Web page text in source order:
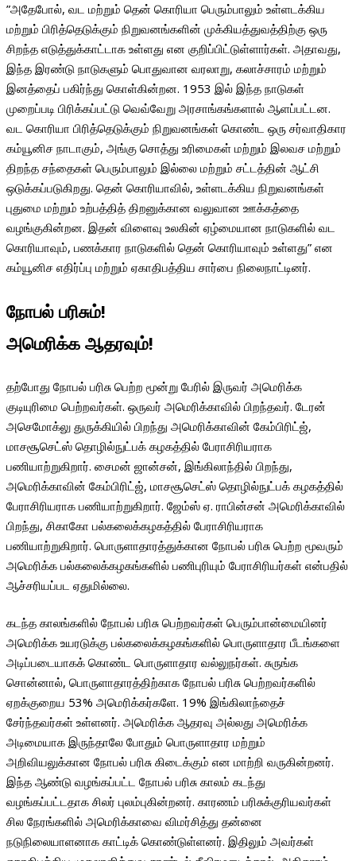
”அதேபோல், வட மற்றும் தென் கொரியா பெரும்பாலும் உள்ளடக்கிய
மற்றும் பிரித்தெடுக்கும் நிறுவனங்களின் முக்கியத்துவத்திற்கு ஒரு
சிறந்த எடுத்துக்காட்டாக உள்ளது என குறிப்பிட்டுள்ளார்கள். அதாவது,
இந்த இரண்டு நாடுகளும் பொதுவான வரலாறு, கலாச்சாரம் மற்றும்
இனத்தைப் பகிர்ந்து கொள்கின்றன. 1953 இல் இந்த நாடுகள்
முறைப்படி பிரிக்கப்பட்டு வெவ்வேறு அரசாங்கங்களால் ஆளப்பட்டன.
வட கொரியா பிரித்தெடுக்கும் நிறுவனங்கள் கொண்ட ஒரு சர்வாதிகார
கம்யூனிச நாடாகும், அங்கு சொத்து உரிமைகள் மற்றும் இலவச மற்றும்
திறந்த சந்தைகள் பெரும்பாலும் இல்லை மற்றும் சட்டத்தின் ஆட்சி
ஒடுக்கப்படுகிறது. தென் கொரியாவில், உள்ளடக்கிய நிறுவனங்கள்
புதுமை மற்றும் உற்பத்தித் திறனுக்கான வலுவான ஊக்கத்தை
வழங்குகின்றன. இதன் விளைவு உலகின் ஏழ்மையான நாடுகளில் வட
கொரியாவும், பணக்கார நாடுகளில் தென் கொரியாவும் உள்ளது” என
கம்யூனிச எதிர்ப்பு மற்றும் ஏகாதிபத்திய சார்பை நிலைநாட்டினர்.
நோபல்பரிசும்!
அமெரிக்கஆதரவும்!
தற்போது நோபல் பரிசு பெற்ற மூன்று பேரில் இருவர் அமெரிக்க
குடியுரிமை பெற்றவர்கள். ஒருவர் அமெரிக்காவில் பிறந்தவர். டேரன்
அசெமோக்லு துருக்கியில் பிறந்து அமெரிக்காவின் கேம்பிரிட்ஜ்,
மாசசூசெட்ஸ் தொழில்நுட்பக் கழகத்தில் பேராசிரியராக
பணியாற்றுகிறார். சைமன் ஜான்சன், இங்கிலாந்தில் பிறந்து,
அமெரிக்காவின் கேம்பிரிட்ஜ், மாசசூசெட்ஸ் தொழில்நுட்பக் கழகத்தில்
பேராசிரியராக பணியாற்றுகிறார்‌. ஜேம்ஸ் ஏ. ராபின்சன் அமெரிக்காவில்
பிறந்து, சிகாகோ பல்கலைக்கழகத்தில் பேராசிரியராக
பணியாற்றுகிறார். பொருளாதாரத்துக்கான நோபல் பரிசு பெற்ற மூவரும்
அமெரிக்க பல்கலைக்கழகங்களில் பணிபுரியும் பேராசிரியர்கள் என்பதில்
ஆச்சரியப்பட ஏதுமில்லை.
கடந்த காலங்களில் நோபல் பரிசு பெற்றவர்கள் பெரும்பான்மையினர்
அமெரிக்க உயரடுக்கு பல்கலைக்கழகங்களில் பொருளாதார பீடங்களை
அடிப்படையாகக் கொண்ட பொருளாதார வல்லுநர்கள். சுருங்க
சொன்னால், பொருளாதாரத்திற்காக நோபல் பரிசு பெற்றவர்களில்
ஏறக்குறைய 53% அமெரிக்கர்களே. 19% இங்கிலாந்தைச்
சேர்ந்தவர்கள் உள்ளனர். அமெரிக்க ஆதரவு அல்லது அமெரிக்க
அடிமையாக இருந்தாலே போதும் பொருளாதார மற்றும்
அறிவியலுக்கான நோபல் பரிசு கிடைக்கும் என மாற்றி வருகின்றனர்.
இந்த ஆண்டு வழங்கப்பட்ட நோபல் பரிசு காலம் கடந்து
வழங்கப்பட்டதாக சிலர் புலம்புகின்றனர். காரணம் பரிசுக்குரியவர்கள்
சில நேரங்களில் அமெரிக்காவை விமர்சித்து தன்னை
நடுநிலையாளனாக காட்டிக் கொண்டுள்ளனர். இதிலும் அவர்கள்